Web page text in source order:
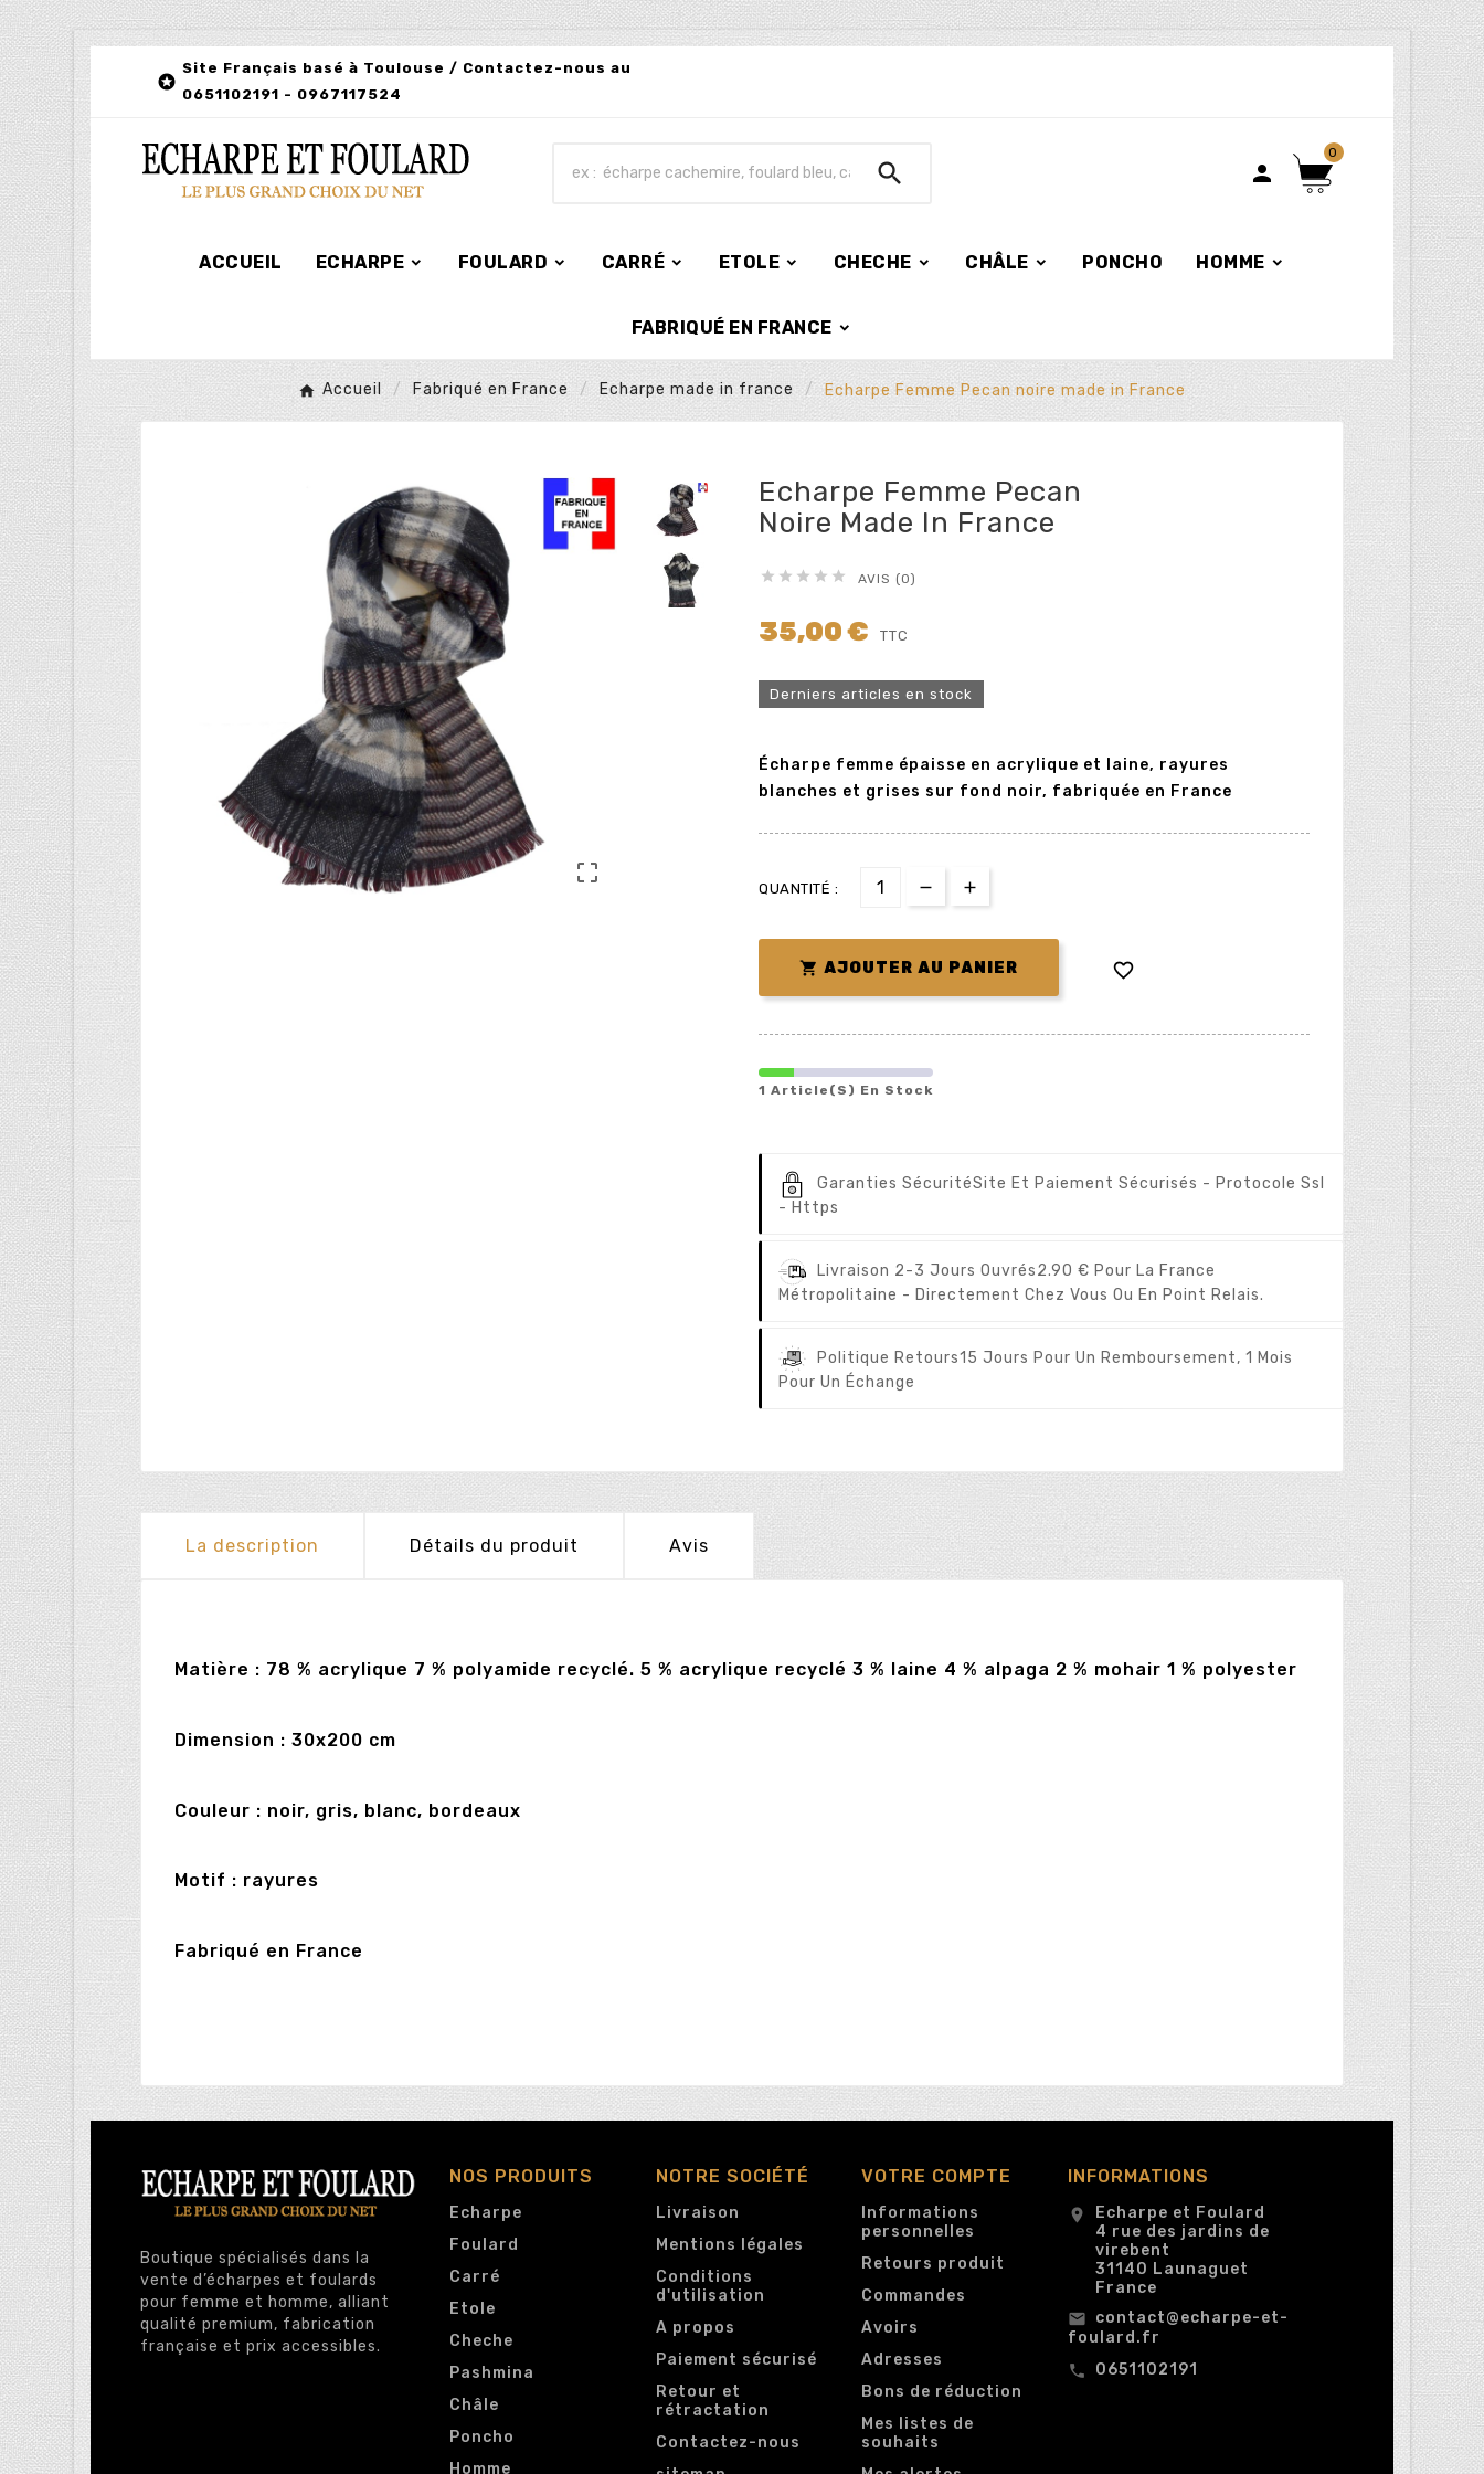

Site Français basé à Toulouse / Contactez-nous au
0651102191 - 0967117524
 
0
ACCUEIL ECHARPE FOULARD CARRÉ ETOLE CHECHE CHÂLE PONCHO HOMME
FABRIQUÉ EN FRANCE
Accueil Fabriqué en France Echarpe made in france Echarpe Femme Pecan noire made in France

Echarpe Femme Pecan
Noire Made In France
     AVIS (0)
35,00 € TTC
Derniers articles en stock
Écharpe femme épaisse en acrylique et laine, rayures
blanches et grises sur fond noir, fabriquée en France
QUANTITÉ :
 AJOUTER AU PANIER 
1 Article(s) En Stock
Garanties SécuritéSite Et Paiement Sécurisés - Protocole Ssl
- Https
Livraison 2-3 Jours Ouvrés2.90 € Pour La France
Métropolitaine - Directement Chez Vous Ou En Point Relais.
Politique Retours15 Jours Pour Un Remboursement, 1 Mois
Pour Un Échange
La description Détails du produit Avis
Matière : 78 % acrylique 7 % polyamide recyclé. 5 % acrylique recyclé 3 % laine 4 % alpaga 2 % mohair 1 % polyester
Dimension : 30x200 cm
Couleur : noir, gris, blanc, bordeaux
Motif : rayures
Fabriqué en France
Boutique spécialisés dans la
vente d’écharpes et foulards
pour femme et homme, alliant
qualité premium, fabrication
française et prix accessibles.
NOS PRODUITS
Echarpe
Foulard
Carré
Etole
Cheche
Pashmina
Châle
Poncho
Homme
NOTRE SOCIÉTÉ
Livraison
Mentions légales
Conditions
d'utilisation
A propos
Paiement sécurisé
Retour et
rétractation
Contactez-nous
VOTRE COMPTE
Informations
personnelles
Retours produit
Commandes
Avoirs
Adresses
Bons de réduction
Mes listes de
souhaits
INFORMATIONS
location_on
Echarpe et Foulard
4 rue des jardins de
virebent
31140 Launaguet
France
email contact@echarpe-et-
foulard.fr
call
0651102191